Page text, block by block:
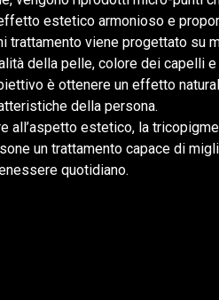
estetico armonioso e
trattamento viene progettato su
della pelle, colore dei capelli
è ottenere un effetto
della persona.
all’aspetto estetico, la
un trattamento capace di
quotidiano.